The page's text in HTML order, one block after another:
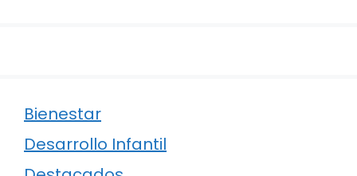
Bienestar
Desarrollo Infantil